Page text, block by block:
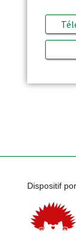
Dispositif